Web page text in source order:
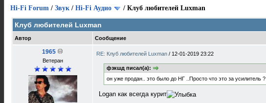
Hi-Fi Forum / Звук / Hi-Fi Аудио / Клуб любителей Luxman
Клуб любителей Luxman
Автор Сообщение
1965
Ветеран
RE: Клуб любителей Luxman / 12-01-2019 23:22
фзкшд писал(а):
он уже продан.. это было до НГ ..Просто что это за усилитель ?
Logan как всегда курит